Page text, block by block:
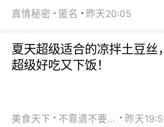
真情秘密 匿名 昨天20:05
夏天超级适合的凉拌土豆丝，
超级好吃又下饭！
美食天下 不靠谱不要联系 昨天